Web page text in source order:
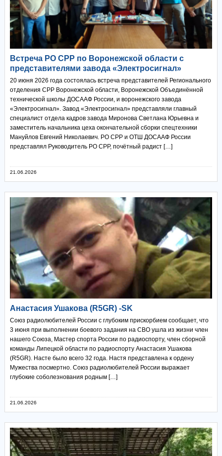
Встреча РО СРР по Воронежской области с
представителями завода «Электросигнал»
20 июня 2026 года состоялась встреча представителей Регионального
отделения СРР Воронежской области, Воронежской Объединённой
технической школы ДОСААФ России, и воронежского завода
«Электросигнал». Завод «Электросигнал» представляли главный
специалист отдела кадров завода Миронова Светлана Юрьевна и
заместитель начальника цеха окончательной сборки спецтехники
Мануйлов Евгений Николаевич. РО СРР и ОТШ ДОСААФ России
представлял Руководитель РО СРР, почётный радист […]
21.06.2026
Анастасия Ушакова (R5GR) -SK
Союз радиолюбителей России с глубоким прискорбием сообщает, что
3 июня при выполнении боевого задания на СВО ушла из жизни член
нашего Союза, Мастер спорта России по радиоспорту, член сборной
команды Липецкой области по радиоспорту Анастасия Ушакова
(R5GR). Насте было всего 32 года. Настя представлена к ордену
Мужества посмертно. Союз радиолюбителей России выражает
глубокие соболезнования родным […]
21.06.2026